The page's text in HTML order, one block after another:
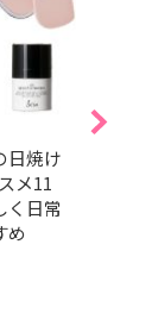
日焼け
メ11
く日常
め